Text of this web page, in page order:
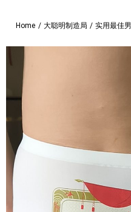
Home / 大聪明制造局 / 实用最佳